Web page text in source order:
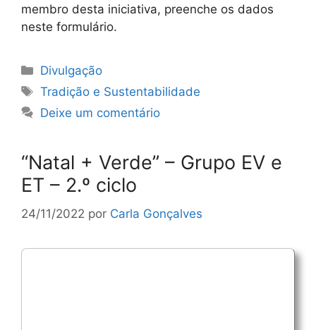
membro desta iniciativa, preenche os dados
neste formulário.
Categorias
Divulgação
Etiquetas
Tradição e Sustentabilidade
Deixe um comentário
“Natal + Verde” – Grupo EV e
ET – 2.º ciclo
24/11/2022 por Carla Gonçalves